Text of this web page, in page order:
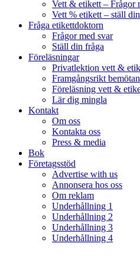
Vett & etikett – Frågor
Vett % etikett – ställ
Fråga etikettdoktorn
Frågor med svar
Ställ din fråga
Föreläsningar
Privatlektion vett &
Framgångsrikt
Föreläsning vett &
Lär dig mingla
Kontakt
Om oss
Kontakta oss
Press & media
Bok
Företagsstöd
Advertise with us
Annonsera hos oss
Om reklam
Underhållning 1
Underhållning 2
Underhållning 3
Underhållning 4